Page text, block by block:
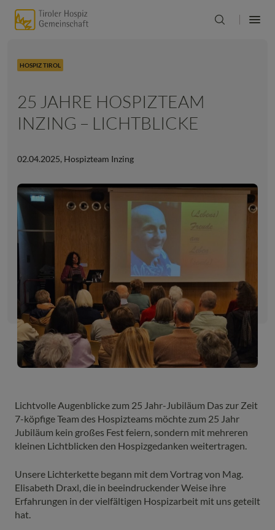
HOSPIZ TIROL
25 JAHRE HOSPIZTEAM
INZING – LICHTBLICKE
02.04.2025, Hospizteam Inzing
Lichtvolle Augenblicke zum 25 Jahr-Jubiläum Das zur Zeit
7-köpfige Team des Hospizteams möchte zum 25 Jahr
Jubiläum kein großes Fest feiern, sondern mit mehreren
kleinen Lichtblicken den Hospizgedanken weitertragen.
Unsere Lichterkette begann mit dem Vortrag von Mag.
Elisabeth Draxl, die in beeindruckender Weise ihre
Erfahrungen in der vielfältigen Hospizarbeit mit uns geteilt
hat.